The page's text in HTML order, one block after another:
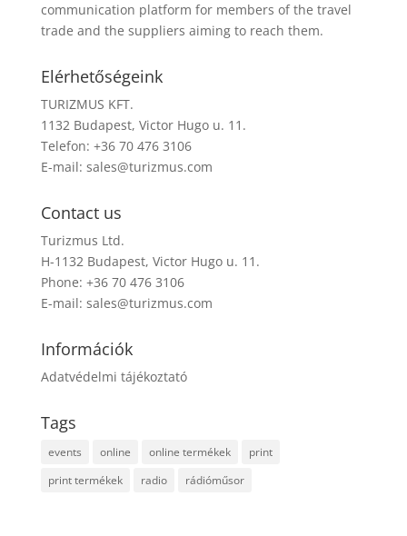
communication platform for members of the travel
trade and the suppliers aiming to reach them.
Elérhetőségeink
TURIZMUS KFT.
1132 Budapest, Victor Hugo u. 11.
Telefon: +36 70 476 3106
E-mail: sales@turizmus.com
Contact us
Turizmus Ltd.
H-1132 Budapest, Victor Hugo u. 11.
Phone: +36 70 476 3106
E-mail: sales@turizmus.com
Információk
Adatvédelmi tájékoztató
Tags
events online online termékek
print
print termékek
radio rádióműsor